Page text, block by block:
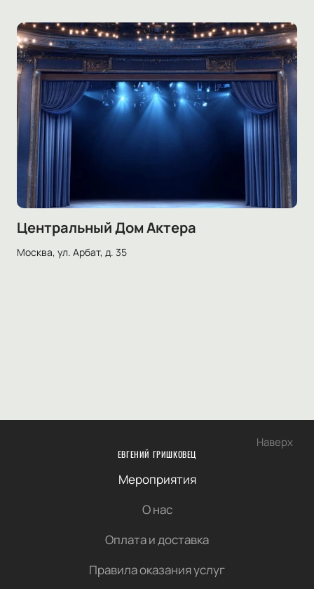
Центральный Дом Актера
Москва, ул. Арбат, д. 35
Наверх
ЕВГЕНИЙ ГРИШКОВЕЦ
Мероприятия
О нас
Оплата и доставка
Правила оказания услуг